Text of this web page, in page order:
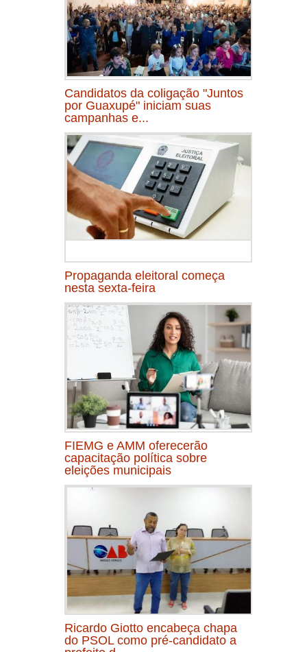
Candidatos da coligação "Juntos
por Guaxupé" iniciam suas
campanhas e...
Propaganda eleitoral começa
nesta sexta-feira
FIEMG e AMM oferecerão
capacitação política sobre
eleições municipais
Ricardo Giotto encabeça chapa
do PSOL como pré-candidato a